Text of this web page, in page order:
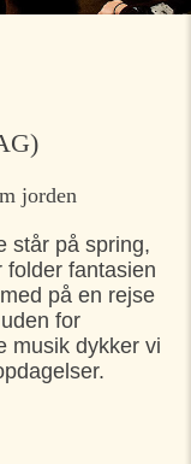
jorden
står på spring,
folder fantasien
på en rejse
for
musik dykker vi